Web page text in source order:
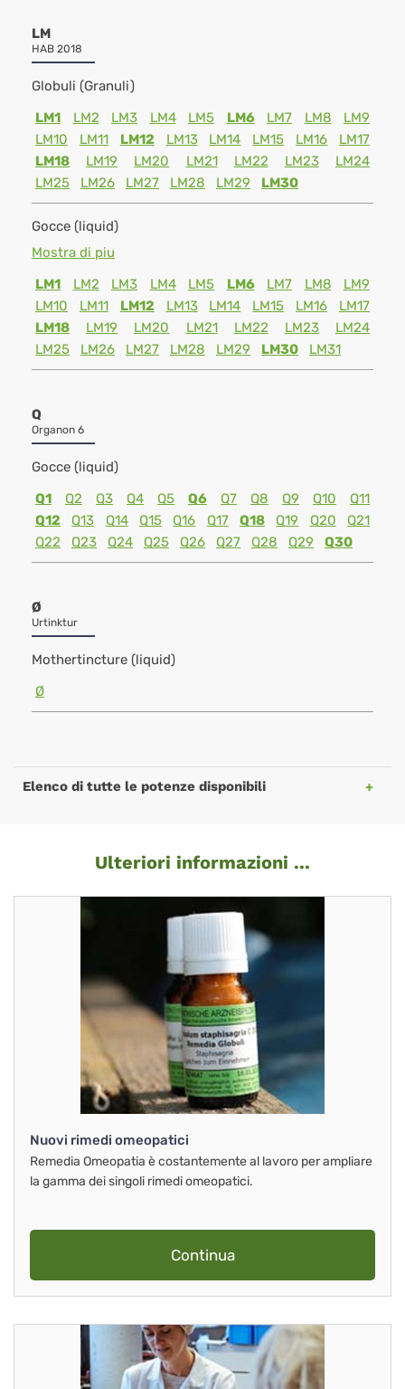
LM
HAB 2018
Globuli (Granuli)
LM1
LM2 LM3 LM4 LM5 LM6 LM7 LM8
LM9
LM10
LM11 LM12 LM13 LM14 LM15 LM16
LM17
LM18
LM19 LM20 LM21 LM22 LM23
LM24
LM25
LM26 LM27 LM28 LM29 LM30
Gocce (liquid)
Mostra di piu
LM1
LM2 LM3 LM4 LM5 LM6 LM7 LM8
LM9
LM10
LM11 LM12 LM13 LM14 LM15 LM16
LM17
LM18
LM19 LM20 LM21 LM22 LM23
LM24
LM25
LM26 LM27 LM28 LM29 LM30 LM31
Q
Organon 6
Gocce (liquid)
Q1
Q2 Q3 Q4 Q5 Q6 Q7 Q8 Q9 Q10
Q11
Q12
Q13 Q14 Q15 Q16 Q17 Q18 Q19 Q20
Q21
Q22
Q23 Q24 Q25 Q26 Q27 Q28 Q29 Q30
Ø
Urtinktur
Mothertincture (liquid)
Ø
Elenco di tutte le potenze disponibili
Ulteriori informazioni ...
Nuovi rimedi omeopatici
Remedia Omeopatia è costantemente al lavoro per ampliare
la gamma dei singoli rimedi omeopatici.
Continua